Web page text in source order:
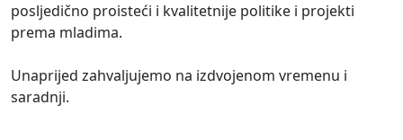
posljedično proisteći i kvalitetnije politike i projekti
prema mladima.
Unaprijed zahvaljujemo na izdvojenom vremenu i
saradnji.